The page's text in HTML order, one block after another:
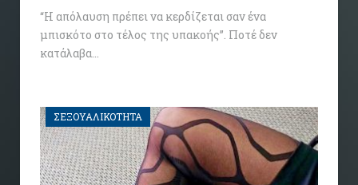
“Η απόλαυση πρέπει να κερδίζεται σαν ένα
μπισκότο στο τέλος της υπακοής”. Ποτέ δεν
κατάλαβα…
ΣΕΞΟΥΑΛΙΚΟΤΗΤΑ